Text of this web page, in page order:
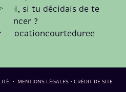
・ MENTIONS LÉGALES・ CRÉDIT DE SITE